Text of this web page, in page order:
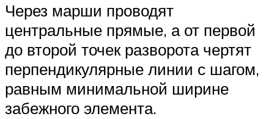
Через марши проводят
центральные прямые, а от первой
до второй точек разворота чертят
перпендикулярные линии с шагом,
равным минимальной ширине
забежного элемента.